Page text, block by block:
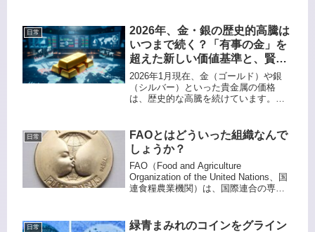
ダルを扱っていたので、古そうなメダ
ルを200円で購入しました。一般人フ
リ...
日常
2026年、金・銀の歴史的高騰は
いつまで続く？「有事の金」を
超えた新しい価値基準と、賢い
資産防衛術
2026年1月現在、金（ゴールド）や銀
（シルバー）といった貴金属の価格
は、歴史的な高騰を続けています。特
考えられなかったような驚異的な水準
に達しています。「一体い...
日常
FAOとはどういった組織なんで
しょうか？
FAO（Food and Agriculture
Organization of the United Nations、国
連食糧農業機関）は、国際連合の専門
す。このブログで...
日常
緑青まみれのコインをグライン